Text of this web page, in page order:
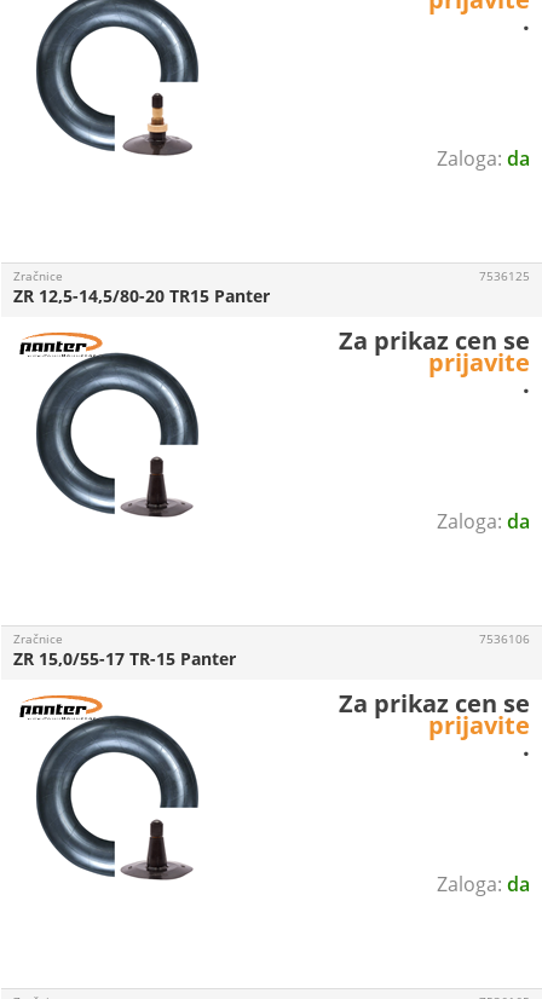
da
.
da
Zračnice
ZR 12,5-14,5/80-20 TR15 Panter
7536125
Za prikaz cen se
prijavite
.
da
Zračnice
ZR 15,0/55-17 TR-15 Panter
7536106
Za prikaz cen se
prijavite
.